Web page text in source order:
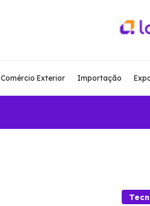
Comércio Exterior Importação